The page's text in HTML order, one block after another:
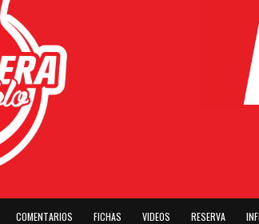
COMENTARIOS FICHAS VIDEOS RESERVA